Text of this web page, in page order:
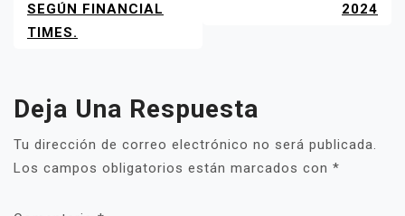
SEGÚN FINANCIAL
TIMES.
2024
Deja Una Respuesta
Tu dirección de correo electrónico no será publicada.
Los campos obligatorios están marcados con *